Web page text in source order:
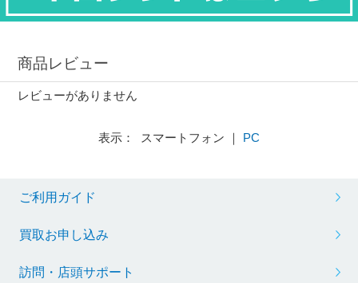
商品レビュー
レビューがありません
表示： スマートフォン ｜ PC
ご利用ガイド
買取お申し込み
訪問・店頭サポート